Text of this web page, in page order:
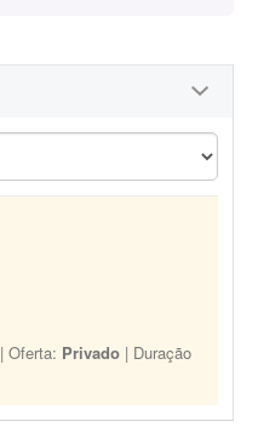
| Oferta: Privado | Duração